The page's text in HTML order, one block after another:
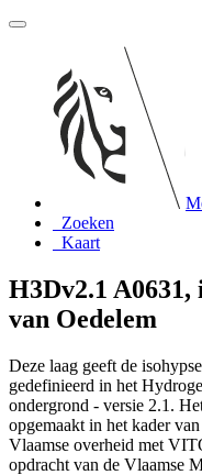
Zoeken
Kaart
H3Dv2.1 A0631,
van Oedelem
Deze laag geeft de
gedefinieerd in het
ondergrond - versie 2.1.
opgemaakt in het kader
Vlaamse overheid met
opdracht van de Vlaamse